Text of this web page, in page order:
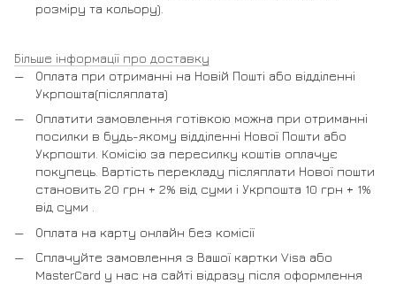
розміру та кольору).
Більше інформації про доставку
Оплата при отриманні на Новій Пошті або відділенні
Укрпошта(післяплата)
Оплатити замовлення готівкою можна при отриманні
посилки в будь-якому відділенні Нової Пошти або
Укрпошти. Комісію за пересилку коштів оплачує
покупець. Вартість перекладу післяплати Нової пошти
становить 20 грн + 2% від суми і Укрпошта 10 грн + 1%
від суми .
Оплата на карту онлайн без комісії
Сплачуйте замовлення з Вашої картки Visa або
MasterCard у нас на сайті відразу після оформлення